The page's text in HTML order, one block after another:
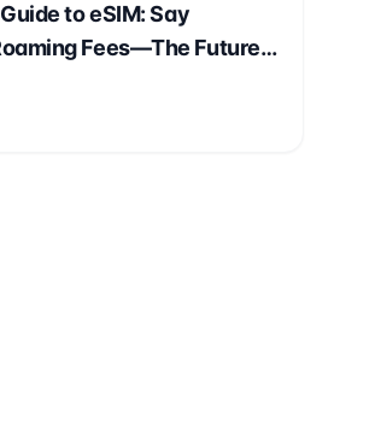
Students, and Expatriates
to eSIM: Say
Fees—The Future
to eSIM: Say Goodbye to Roaming